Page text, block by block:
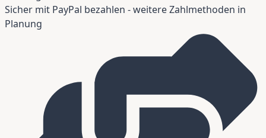
Sicher mit PayPal bezahlen - weitere Zahlmethoden in
Planung